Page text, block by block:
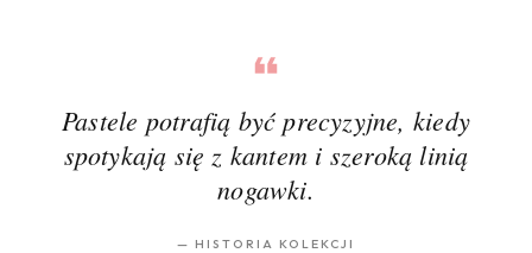
Pastele potrafią być precyzyjne, kiedy
spotykają się z kantem i szeroką linią
nogawki.
— HISTORIA KOLEKCJI